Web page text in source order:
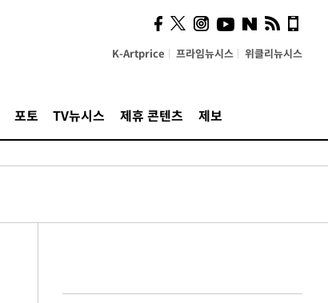
K-Artprice 프라임뉴시스 위클리뉴시스
포토 TV뉴시스 제휴 콘텐츠 제보
사이 해답 찾았죠"…알을
깨고 나온 '초자아'